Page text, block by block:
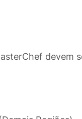
devem